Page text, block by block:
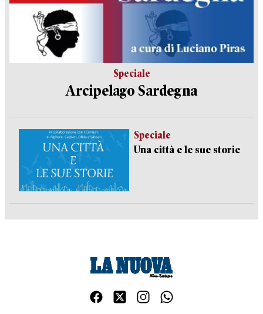
Speciale
Arcipelago Sardegna
Speciale
Una città e le sue storie